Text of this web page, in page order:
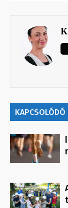
KAPCSOLÓDÓ